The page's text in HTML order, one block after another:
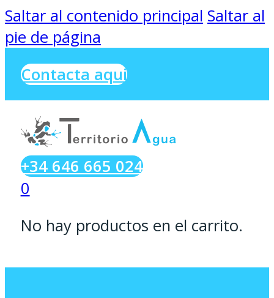
Saltar al contenido principal Saltar al
pie de página
Contacta aqui
+34 646 665 024
0
No hay productos en el carrito.